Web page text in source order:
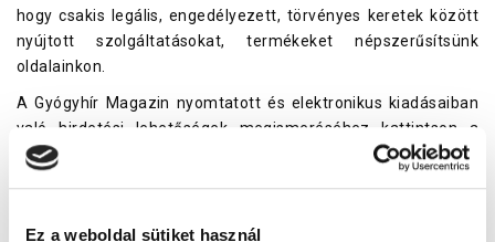
Ez a weboldal sütiket használ
hogy csakis legális, engedélyezett, törvényes keretek között
nyújtott szolgáltatásokat, termékeket népszerűsítsünk
oldalainkon.
A Gyógyhír Magazin nyomtatott és elektronikus kiadásaiban
való hirdetési lehetőségek megismeréséhez kattintson a
Médiumajánlat
Ha kapcsolatba kíván lépni a Kiadóval, kattintson a fejlécben a